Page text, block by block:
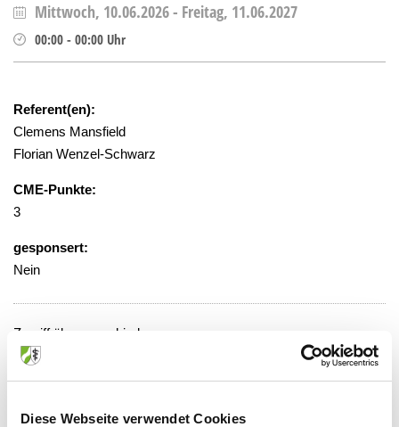
Diese Webseite verwendet Cookies
Mittwoch, 10.06.2026- Freitag, 11.06.2027
00:00 - 00:00 Uhr
Referent(en):
Clemens Mansfield
Florian Wenzel-Schwarz
CME-Punkte:
3
gesponsert:
Nein
Zugriff über verschiedene
Abonnementmodelle, Preise gestaffelt
von 36,00 - 499,00 Euro
Veranstaltungsort: